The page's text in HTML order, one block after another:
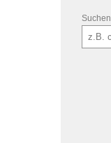
Suchen